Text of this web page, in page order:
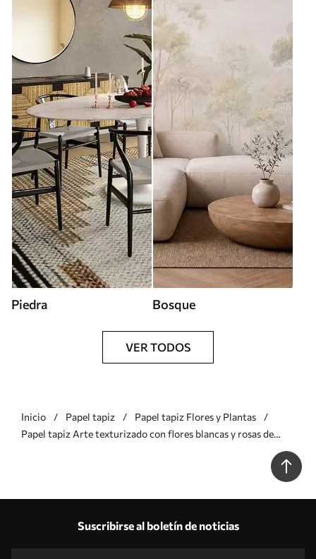
Piedra Bosque
VER TODOS
Inicio Papel tapiz
Papel tapiz Flores y Plantas
Papel tapiz Arte texturizado con flores blancas y rosas de
Suscribirse al boletín de noticias